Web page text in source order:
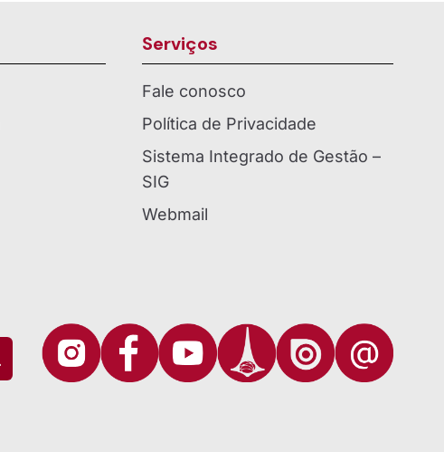
Serviços
Fale conosco
Política de Privacidade
Sistema Integrado de Gestão –
SIG
Webmail